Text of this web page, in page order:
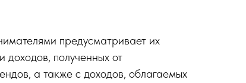
предусматривает их
доходов, полученных от
а также с доходов, облагаемых